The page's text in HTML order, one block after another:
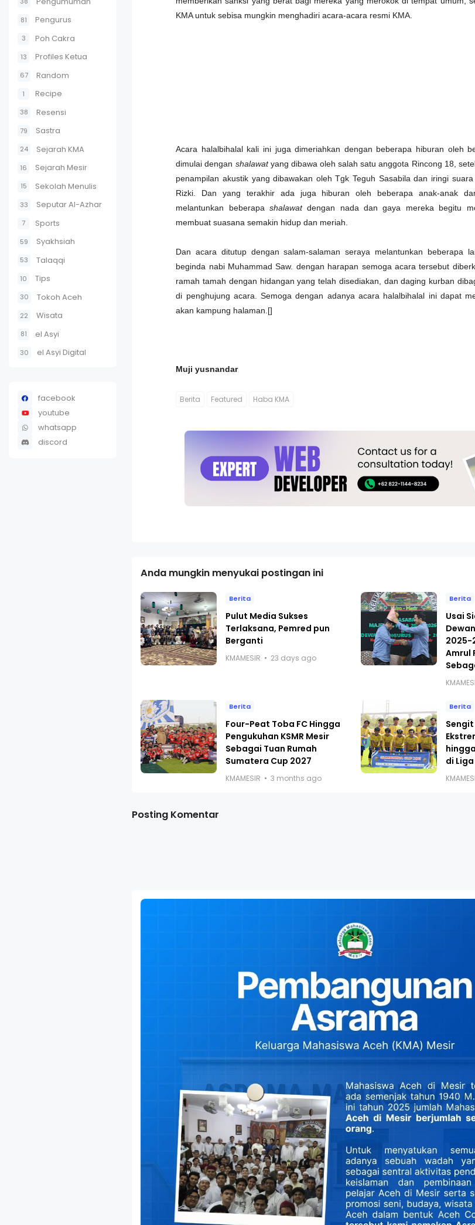
81 Pengurus
3 Poh Cakra
13 Profiles Ketua
67 Random
1 Recipe
38 Resensi
79 Sastra
24 Sejarah KMA
16 Sejarah Mesir
15 Sekolah Menulis
33 Seputar Al-Azhar
7 Sports
59 Syakhsiah
53 Talaqqi
10 Tips
30 Tokoh Aceh
22 Wisata
81 el Asyi
30 el Asyi Digital
facebook
youtube
whatsapp
discord
KMA untuk sebisa mungkin menghadiri acara-acara resmi KMA.
Acara halalbihalal kali ini juga dimeriahkan dengan beberapa hiburan oleh
dimulai dengan shalawatyang dibawa oleh salah satu anggota Rincong 18,
penampilan akustik yang dibawakan oleh Tgk Teguh Sasabila dan iringi
Rizki. Dan yang terakhir ada juga hiburan oleh beberapa anak-anak
melantunkan beberapa shalawatdengan nada dan gaya mereka begitu
membuat suasana semakin hidup dan meriah.
Dan acara ditutup dengan salam-salaman seraya melantunkan beberapa
beginda nabi Muhammad Saw. dengan harapan semoga acara tersebut
ramah tamah dengan hidangan yang telah disediakan, dan daging kurban
di penghujung acara. Semoga dengan adanya acara halalbihalal ini dapat
akan kampung halaman.[]
Muji yusnandar
Berita Featured Haba KMA
Anda mungkin menyukai postingan ini
Berita
Pulut Media Sukses
Terlaksana, Pemred pun
Berganti
KMAMESIR 23 days ago
Berita
Usai
2025-
Amrul
Berita
Four-Peat Toba FC Hingga
Pengukuhan KSMR Mesir
Sebagai Tuan Rumah
Sumatera Cup 2027
KMAMESIR 3 months ago
Berita
di
Posting Komentar